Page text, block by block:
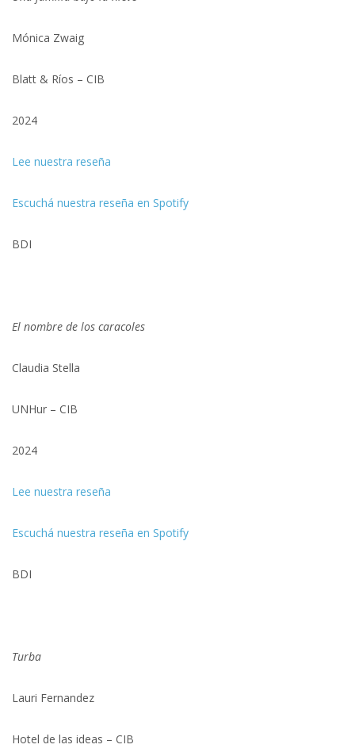
Mónica Zwaig
Blatt & Ríos – CIB
2024
Lee nuestra reseña
Escuchá nuestra reseña en Spotify
BDI
El nombre de los caracoles
Claudia Stella
UNHur – CIB
2024
Lee nuestra reseña
Escuchá nuestra reseña en Spotify
BDI
Turba
Lauri Fernandez
Hotel de las ideas – CIB